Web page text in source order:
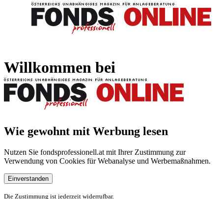
Willkommen bei
Wie gewohnt mit Werbung lesen
Nutzen Sie fondsprofessionell.at mit Ihrer Zustimmung zur
Verwendung von Cookies für Webanalyse und Werbemaßnahmen.
Einverstanden
Die Zustimmung ist jederzeit widerrufbar.